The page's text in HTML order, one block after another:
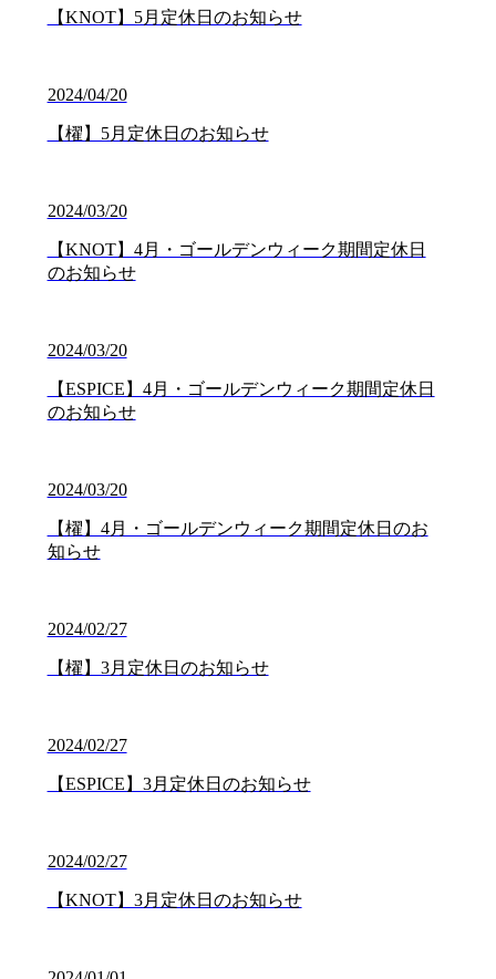
【KNOT】5月定休日のお知らせ
2024/04/20
【櫂】5月定休日のお知らせ
2024/03/20
【KNOT】4月・ゴールデンウィーク期間定休日
のお知らせ
2024/03/20
【ESPICE】4月・ゴールデンウィーク期間定休日
のお知らせ
2024/03/20
【櫂】4月・ゴールデンウィーク期間定休日のお
知らせ
2024/02/27
【櫂】3月定休日のお知らせ
2024/02/27
【ESPICE】3月定休日のお知らせ
2024/02/27
【KNOT】3月定休日のお知らせ